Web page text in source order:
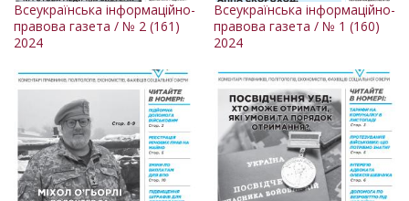
Всеукраїнська інформаційно-
правова газета / № 2 (161)
2024
Всеукраїнська інформаційно-
правова газета / № 1 (160)
2024